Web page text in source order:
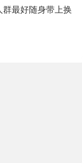
最好随身带上换